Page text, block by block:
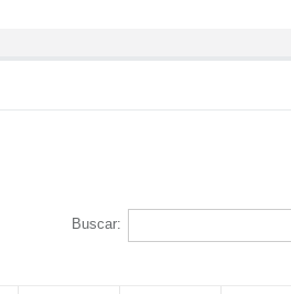
Buscar: